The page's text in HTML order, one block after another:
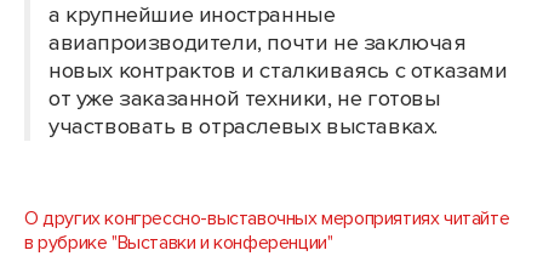
а крупнейшие иностранные
авиапроизводители, почти не заключая
новых контрактов и сталкиваясь с отказами
от уже заказанной техники, не готовы
участвовать в отраслевых выставках.
О других конгрессно-выставочных мероприятиях читайте
в рубрике "Выставки и конференции"